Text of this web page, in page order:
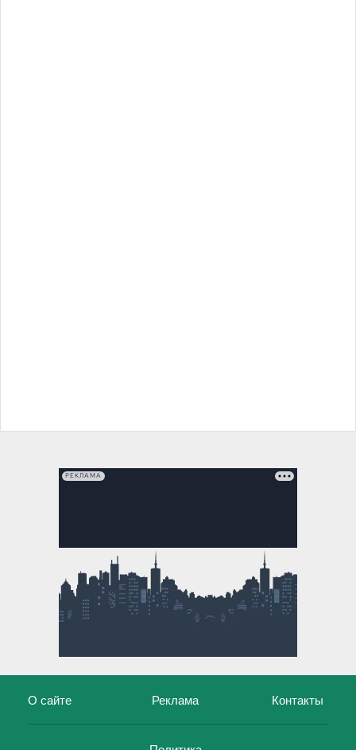
РЕКЛАМА
О сайте Реклама Контакты